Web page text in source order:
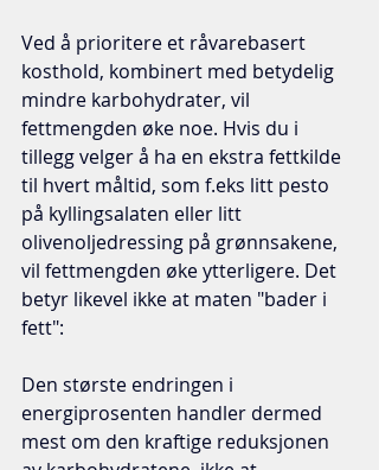
Ved å prioritere et råvarebasert
kosthold, kombinert med betydelig
mindre karbohydrater, vil
fettmengden øke noe. Hvis du i
tillegg velger å ha en ekstra fettkilde
til hvert måltid, som f.eks litt pesto
på kyllingsalaten eller litt
olivenoljedressing på grønnsakene,
vil fettmengden øke ytterligere. Det
betyr likevel ikke at maten "bader i
fett":
Den største endringen i
energiprosenten handler dermed
mest om den kraftige reduksjonen